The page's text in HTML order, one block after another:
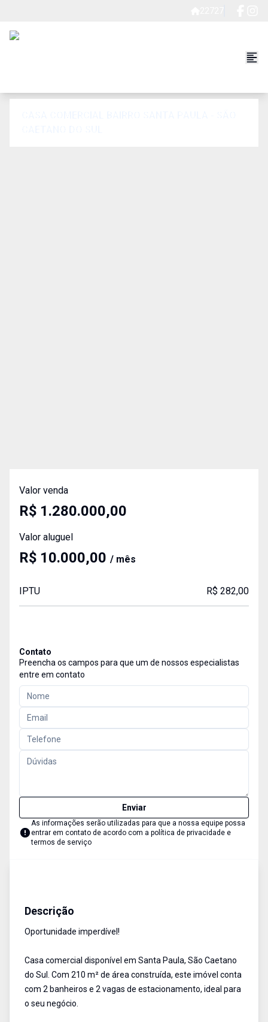
Valor venda
R$ 1.280.000,00
Valor aluguel
R$ 10.000,00 / mês
IPTU R$ 282,00
Contato
Preencha os campos para que um de nossos especialistas
entre em contato
Enviar
As informações serão utilizadas para que a nossa equipe possa
entrar em contato de acordo com a política de privacidade e
termos de serviço
Descrição
Oportunidade imperdível!
Casa comercial disponível em Santa Paula, São Caetano
do Sul. Com 210 m² de área construída, este imóvel conta
com 2 banheiros e 2 vagas de estacionamento, ideal para
o seu negócio.